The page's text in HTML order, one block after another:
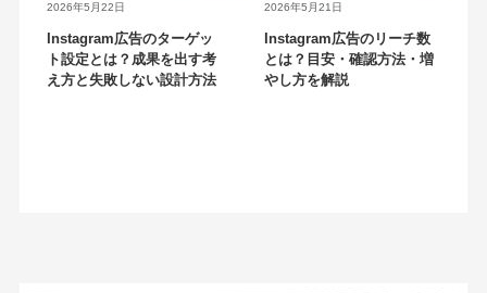
Instagram広告のターゲッ
ト設定とは？成果を出す考
え方と失敗しない設計方法
2026年5月22日
Instagram広告のリーチ数
とは？目安・確認方法・増
やし方を解説
2026年5月21日